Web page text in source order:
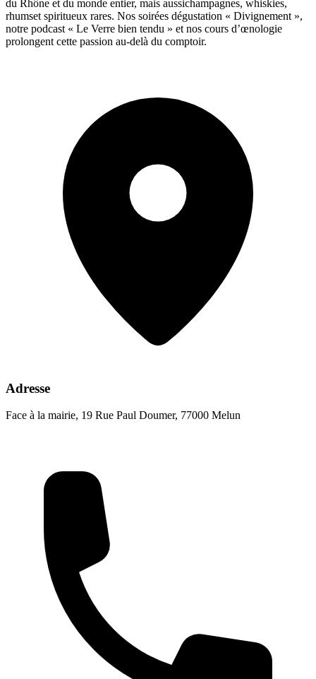
du Rhône et du monde entier, mais aussichampagnes, whiskies,
rhumset spiritueux rares. Nos soirées dégustation « Divignement »,
notre podcast « Le Verre bien tendu » et nos cours d’œnologie
prolongent cette passion au-delà du comptoir.
Adresse
Face à la mairie, 19 Rue Paul Doumer, 77000 Melun